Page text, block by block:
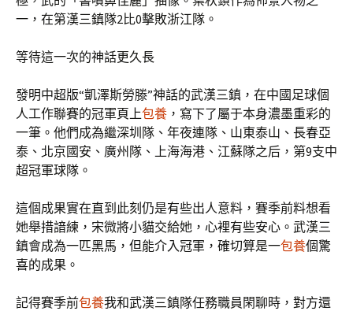
一，在第漢三鎮隊2比0擊敗浙江隊。
等待這一次的神話更久長
發明中超版“凱澤斯勞滕”神話的武漢三鎮，在中國足球個
人工作聯賽的冠軍頁上包養 ，寫下了屬于本身濃墨重彩的
一筆。他們成為繼深圳隊、年夜連隊、山東泰山、長春亞
泰、北京國安、廣州隊、上海海港、江蘇隊之后，第9支中
超冠軍球隊。
這個成果實在直到此刻仍是有些出人意料，賽季前料想看
她舉措諳練，宋微將小貓交給她，心裡有些安心。武漢三
鎮會成為一匹黑馬，但能介入冠軍，確切算是一包養個驚
喜的成果。
記得賽季前包養我和武漢三鎮隊任務職員閑聊時，對方還